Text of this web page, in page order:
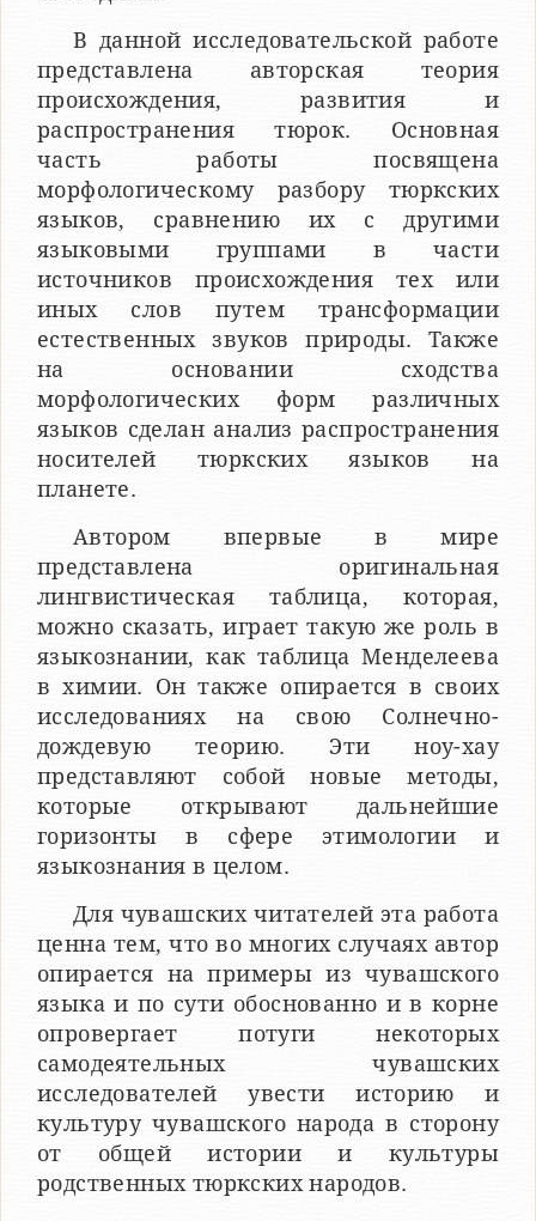
В данной исследовательской работе
представлена авторская теория
происхождения, развития и
распространения тюрок. Основная
часть работы посвящена
морфологическому разбору тюркских
языков, сравнению их с другими
языковыми группами в части
источников происхождения тех или
иных слов путем трансформации
естественных звуков природы. Также
на основании сходства
морфологических форм различных
языков сделан анализ распространения
носителей тюркских языков на
планете.
Автором впервые в мире
представлена оригинальная
лингвистическая таблица, которая,
можно сказать, играет такую же роль в
языкознании, как таблица Менделеева
в химии. Он также опирается в своих
исследованиях на свою Солнечно-
дождевую теорию. Эти ноу-хау
представляют собой новые методы,
которые открывают дальнейшие
горизонты в сфере этимологии и
языкознания в целом.
Для чувашских читателей эта работа
ценна тем, что во многих случаях автор
опирается на примеры из чувашского
языка и по сути обоснованно и в корне
опровергает потуги некоторых
самодеятельных чувашских
исследователей увести историю и
культуру чувашского народа в сторону
от общей истории и культуры
родственных тюркских народов.